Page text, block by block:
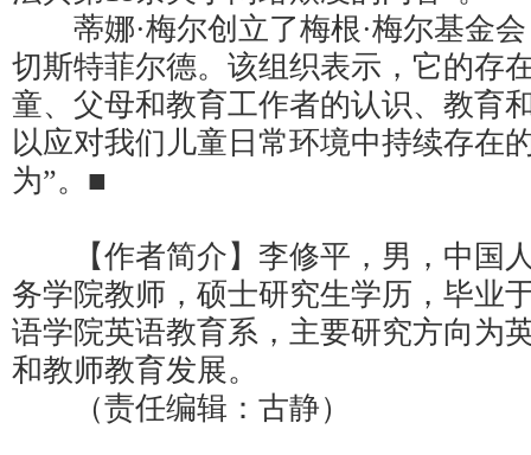
蒂娜·梅尔创立了梅根·梅尔基金会
切斯特菲尔德。该组织表示，它的存
童、父母和教育工作者的认识、教育
以应对我们儿童日常环境中持续存在
为”。■
【作者简介】李修平，男，中国
务学院教师，硕士研究生学历，毕业
语学院英语教育系，主要研究方向为
和教师教育发展。
（责任编辑：古静）